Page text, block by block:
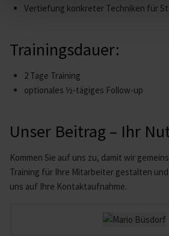
Vertiefung konkreter Techniken für
Trainingsdauer:
2 Tage Training
optionales ½-tägiges Follow-up
Unser Beitrag – Ihr
Kommen Sie auf uns zu, damit wir
Training für Ihre Mitarbeiter gestalten
uns auf Ihre Kontaktaufnahme.